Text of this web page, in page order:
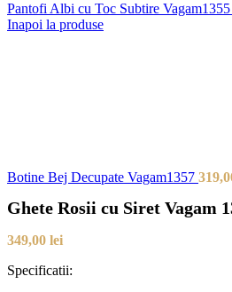
Pantofi Albi cu Toc Subtire Vagam1355
Inapoi la produse
Botine Bej Decupate Vagam1357
Ghete Rosii cu Siret Vagam
349,00 lei
Specificatii: